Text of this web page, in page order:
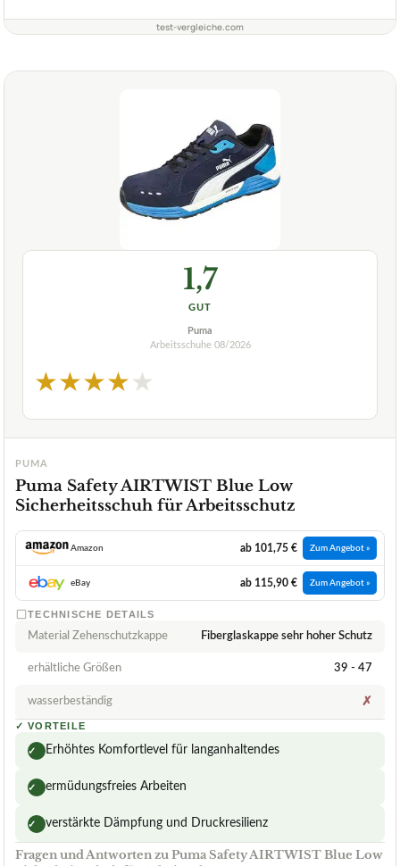
test-vergleiche.com
1,7
GUT
Puma
Arbeitsschuhe 08/2026
★★★★★
PUMA
Puma Safety AIRTWIST Blue Low
Sicherheitsschuh für Arbeitsschutz
Amazon ab 101,75 € Zum Angebot »
eBay ab 115,90 € Zum Angebot »
TECHNISCHE DETAILS
Material Zehenschutzkappe Fiberglaskappe sehr hoher Schutz
erhältliche Größen 39 - 47
wasserbeständig ✗
✓ VORTEILE
✓ Erhöhtes Komfortlevel für langanhaltendes
✓ ermüdungsfreies Arbeiten
✓ verstärkte Dämpfung und Druckresilienz
Fragen und Antworten zu Puma Safety AIRTWIST Blue Low